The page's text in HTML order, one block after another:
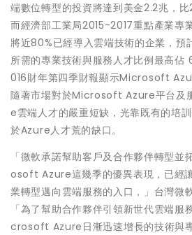
端數位轉型的投資將達到美金2.2兆，比
而經濟部工業局2015-2017重點產業專
將近80%已經導入雲端技術的企業，預
所需的專業技術與服務人才比例最高佔
016財年第四季財報顯示Microsoft
隨著市場對於Microsoft Azure平台及
e雲端人才的嚴重短缺，光靠既有的培
於Azure人才荒的缺口。
「微軟承諾幫助客戶及合作夥伴轉型
osoft Azure這幾季的優異表現，已經
業轉型邁向雲端服務的入口，」台灣微
「為了幫助合作夥伴引領新世代雲端服
crosoft Azure日漸迅速增長的技術與